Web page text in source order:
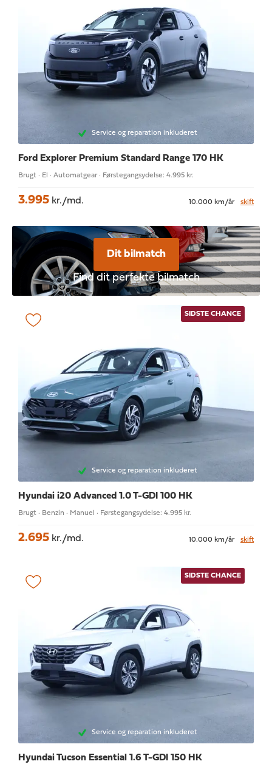
Service og reparation inkluderet
Ford Explorer Premium Standard Range 170 HK
Brugt · El · Automatgear · Førstegangsydelse: 4.995 kr.
3.995 kr./md. 10.000 km/år skift
Dit bilmatch
Find dit perfekte bilmatch
SIDSTE CHANCE
Service og reparation inkluderet
Hyundai i20 Advanced 1.0 T-GDI 100 HK
Brugt · Benzin · Manuel · Førstegangsydelse: 4.995 kr.
2.695 kr./md. 10.000 km/år skift
SIDSTE CHANCE
Service og reparation inkluderet
Hyundai Tucson Essential 1.6 T-GDI 150 HK